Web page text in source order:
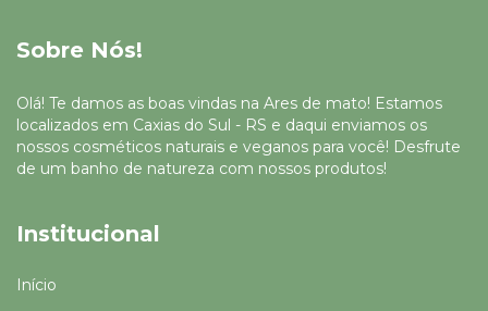
Sobre Nós!
Olá! Te damos as boas vindas na Ares de mato! Estamos
localizados em Caxias do Sul - RS e daqui enviamos os
nossos cosméticos naturais e veganos para você! Desfrute
de um banho de natureza com nossos produtos!
Institucional
Início